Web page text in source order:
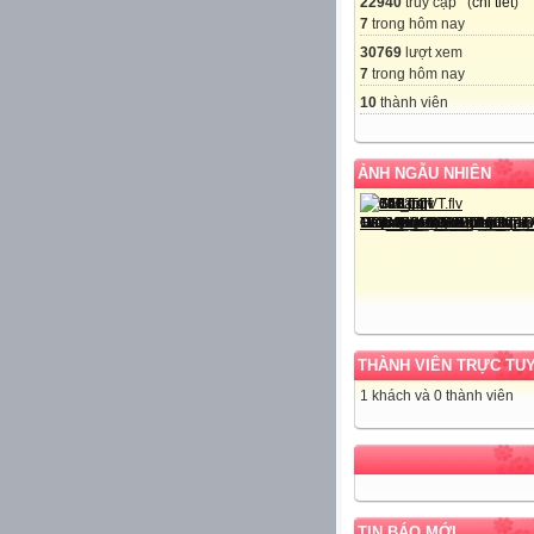
7 trong hôm nay
30769 lượt xem
7 trong hôm nay
10 thành viên
ẢNH NGẪU NHIÊN
THÀNH VIÊN TRỰC
1 khách và 0 thành viên